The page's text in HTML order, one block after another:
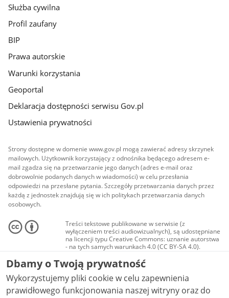
Służba cywilna
Profil zaufany
BIP
Prawa autorskie
Warunki korzystania
Geoportal
Deklaracja dostępności serwisu Gov.pl
Ustawienia prywatności
Strony dostępne w domenie www.gov.pl mogą zawierać adresy skrzynek
mailowych. Użytkownik korzystający z odnośnika będącego adresem e-
mail zgadza się na przetwarzanie jego danych (adres e-mail oraz
dobrowolnie podanych danych w wiadomości) w celu przesłania
odpowiedzi na przesłane pytania. Szczegóły przetwarzania danych przez
każdą z jednostek znajdują się w ich politykach przetwarzania danych
osobowych.
Treści tekstowe publikowane w serwisie (z
wyłączeniem treści audiowizualnych), są udostępniane
na licencji typu Creative Commons: uznanie autorstwa
- na tych samych warunkach 4.0 (CC BY-SA 4.0).
Materiały audiowizualne, w tym zdjęcia, materiały
audio i wideo, są udostępniane na licencji typu
Creative Commons: uznanie autorstwa użycie
niekomercyjne - bez utworów zależnych 4.0 (CC BY-
NC-ND 4.0), o ile nie jest to stwierdzone inaczej.
Dbamy o Twoją prywatność
Wykorzystujemy pliki cookie w celu zapewnienia
prawidłowego funkcjonowania naszej witryny oraz do